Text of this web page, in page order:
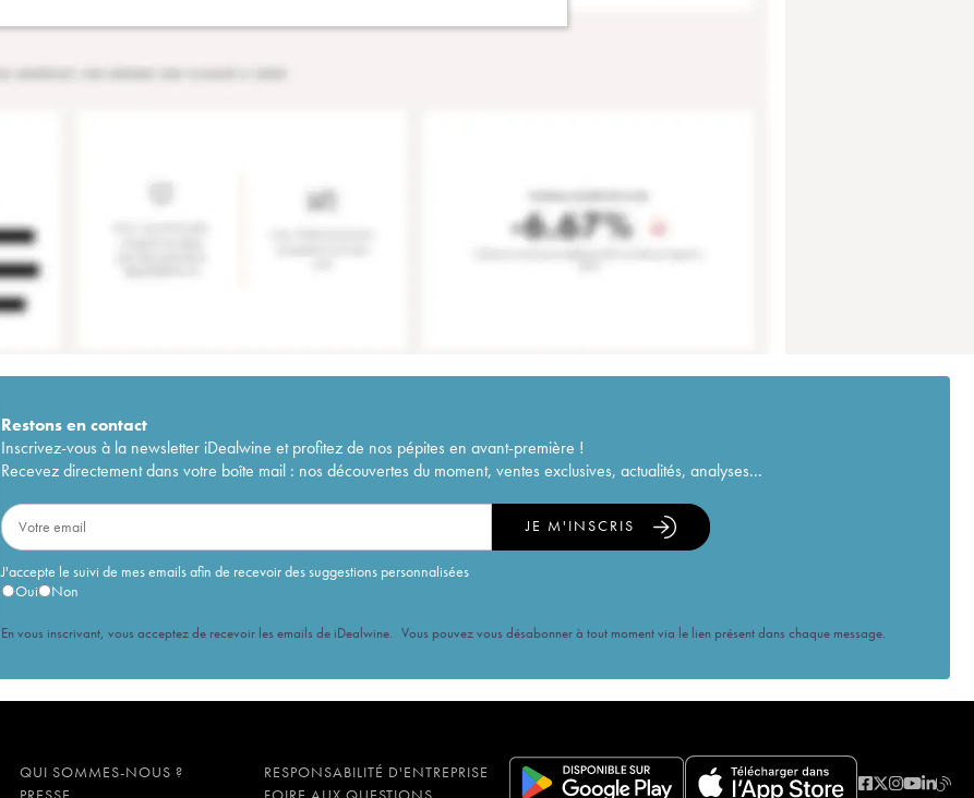
Restons encontact
Inscrivez-vous à la newsletter iDealwine et profitez de nos pépites en avant-première !
Recevez directement dans votre boîte mail : nos découvertes du moment, ventes exclusives, actualités, analyses...
J'accepte le suivi de mes emails afin de recevoir des suggestions personnalisées
Oui
Non
JE M'INSCRIS
En vous inscrivant, vous acceptez de recevoir les emails de iDealwine. Vous pouvez vous désabonner à tout moment via le lien présent dans chaque message.
QUI SOMMES-NOUS ?
RESPONSABILITÉ D'ENTREPRISE